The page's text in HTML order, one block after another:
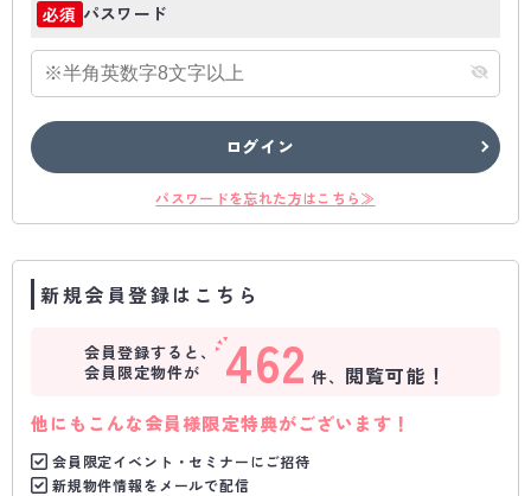
必須 パスワード
ログイン
パスワードを忘れた方はこちら≫
新規会員登録はこちら
会員登録すると、
会員限定物件が
462 件、 閲覧可能！
他にもこんな会員様限定特典がございます！
会員限定イベント・セミナーにご招待
新規物件情報をメールで配信